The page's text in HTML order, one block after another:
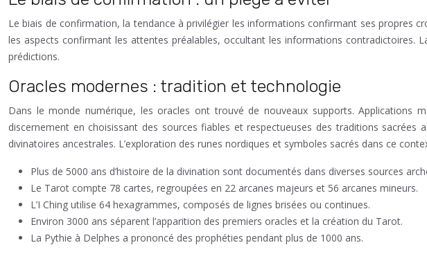
Le biais de confirmation, la tendance à privilégier les informations confirmant ses propres
les aspects confirmant les attentes préalables, occultant les informations contradictoires.
prédictions.
Oracles modernes : tradition et technologie
Dans le monde numérique, les oracles ont trouvé de nouveaux supports.
discernement en choisissant des sources fiables et respectueuses des traditions
divinatoires ancestrales. L’exploration des runes nordiques et symboles sacrés dans ce
Plus de 5000 ans d’histoire de la divination sont documentés dans diverses sources
Le Tarot compte 78 cartes, regroupées en 22 arcanes majeurs et 56 arcanes mineurs.
L’I Ching utilise 64 hexagrammes, composés de lignes brisées ou continues.
Environ 3000 ans séparent l’apparition des premiers oracles et la création du Tarot.
La Pythie à Delphes a prononcé des prophéties pendant plus de 1000 ans.